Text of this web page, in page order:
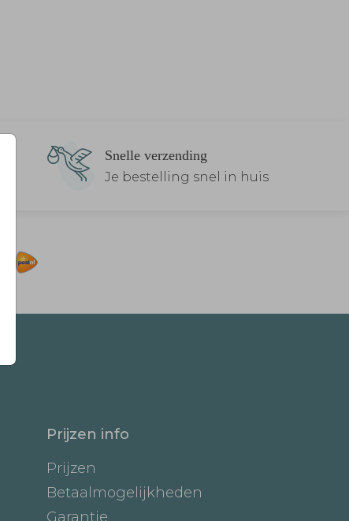
Snelle verzending
Je bestelling snel in huis
Prijzen info
Prijzen
Betaalmogelijkheden
Garantie